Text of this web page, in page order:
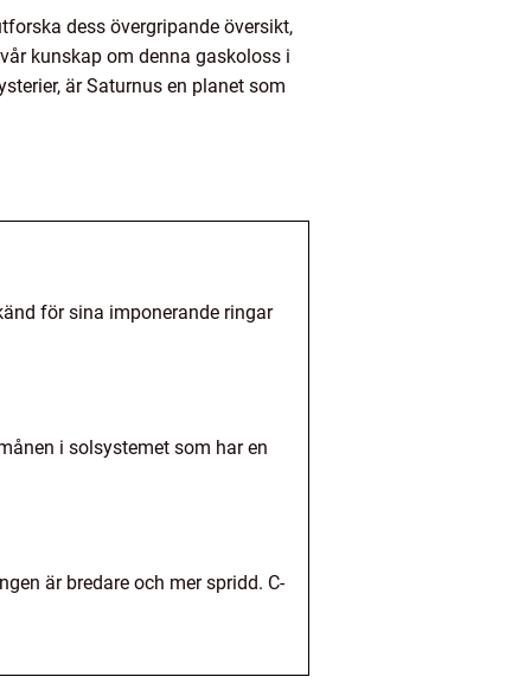
dess övergripande översikt,
kunskap om denna gaskoloss i
är Saturnus en planet som
för sina imponerande ringar
i solsystemet som har en
är bredare och mer spridd. C-